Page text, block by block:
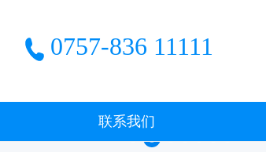
0757-836 11111
联系我们